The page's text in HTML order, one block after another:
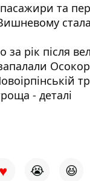
та
за рік після
- деталі
♥ 😭 😆